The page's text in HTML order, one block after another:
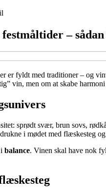
–
er fyldt med traditioner – og
vin, men om at skabe
sprødt svær, brun sovs,
i mødet med flæskesteg
balance. Vinen skal have nok